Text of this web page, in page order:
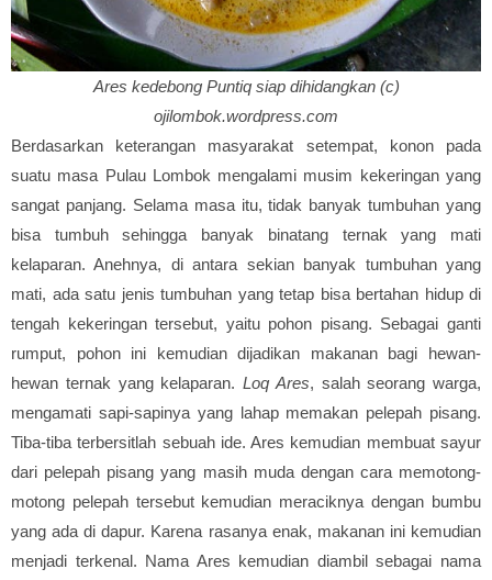
Ares kedebong Puntiq siap dihidangkan (c)
ojilombok.wordpress.com
Berdasarkan keterangan masyarakat setempat, konon pada
suatu masa Pulau Lombok mengalami musim kekeringan yang
sangat panjang. Selama masa itu, tidak banyak tumbuhan yang
bisa tumbuh sehingga banyak binatang ternak yang mati
kelaparan. Anehnya, di antara sekian banyak tumbuhan yang
mati, ada satu jenis tumbuhan yang tetap bisa bertahan hidup di
tengah kekeringan tersebut, yaitu pohon pisang. Sebagai ganti
rumput, pohon ini kemudian dijadikan makanan bagi hewan-
hewan ternak yang kelaparan. Loq Ares, salah seorang warga,
mengamati sapi-sapinya yang lahap memakan pelepah pisang.
Tiba-tiba terbersitlah sebuah ide. Ares kemudian membuat sayur
dari pelepah pisang yang masih muda dengan cara memotong-
motong pelepah tersebut kemudian meraciknya dengan bumbu
yang ada di dapur. Karena rasanya enak, makanan ini kemudian
menjadi terkenal. Nama Ares kemudian diambil sebagai nama